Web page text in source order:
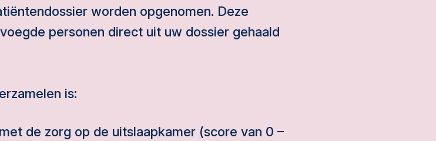
worden opgenomen. Deze
personen direct uit uw dossier gehaald
is:
de zorg op de uitslaapkamer (score van 0 –